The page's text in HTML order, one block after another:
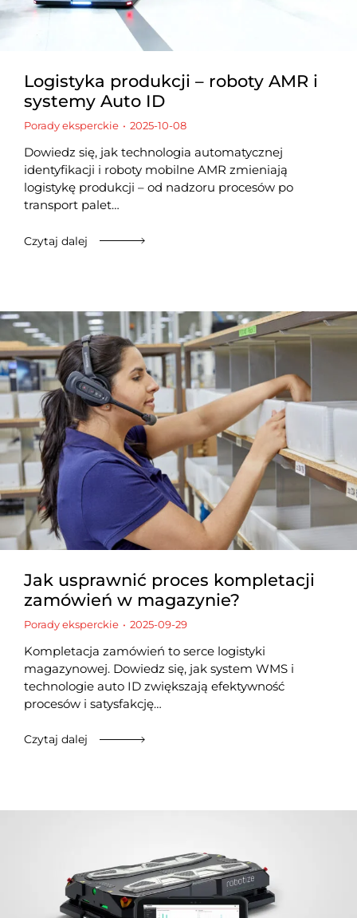
Logistyka produkcji – roboty AMR i
systemy Auto ID
Porady eksperckie 2025-10-08
Dowiedz się, jak technologia automatycznej
identyfikacji i roboty mobilne AMR zmieniają
logistykę produkcji – od nadzoru procesów po
transport palet…
Czytaj dalej
Jak usprawnić proces kompletacji
zamówień w magazynie?
Porady eksperckie 2025-09-29
Kompletacja zamówień to serce logistyki
magazynowej. Dowiedz się, jak system WMS i
technologie auto ID zwiększają efektywność
procesów i satysfakcję…
Czytaj dalej